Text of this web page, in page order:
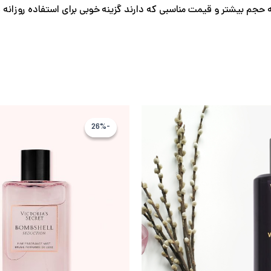
بیشتر و قیمت مناسبی که دارند گزینه خوبی برای استفاده
7,240,968 تومان
5,365,000 تومان
است.
-26%-26%